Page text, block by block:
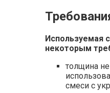
Используемая
некоторым
толщина
смеси с